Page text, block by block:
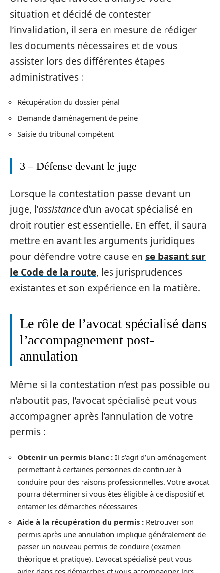
situation et décidé de contester
l’invalidation, il sera en mesure de rédiger
les documents nécessaires et de vous
assister lors des différentes étapes
administratives :
Récupération du dossier pénal
Demande d’aménagement de peine
Saisie du tribunal compétent
3 – Défense devant le juge
Lorsque la contestation passe devant un
juge, l’assistance d’un avocat spécialisé en
droit routier est essentielle. En effet, il saura
mettre en avant les arguments juridiques
pour défendre votre cause en se basant sur
le Code de la route, les jurisprudences
existantes et son expérience en la matière.
Le rôle de l’avocat spécialisé dans
l’accompagnement post-
annulation
Même si la contestation n’est pas possible ou
n’aboutit pas, l’avocat spécialisé peut vous
accompagner après l’annulation de votre
permis :
Obtenir un permis blanc : Il s’agit d’un aménagement
permettant à certaines personnes de continuer à
conduire pour des raisons professionnelles. Votre avocat
pourra déterminer si vous êtes éligible à ce dispositif et
entamer les démarches nécessaires.
Aide à la récupération du permis : Retrouver son
permis après une annulation implique généralement de
passer un nouveau permis de conduire (examen
théorique et pratique). L’avocat spécialisé peut vous